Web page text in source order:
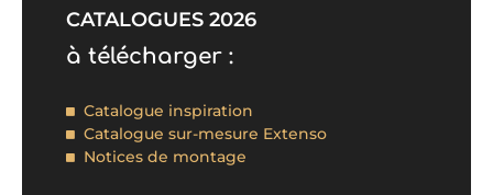
CATALOGUES 2026
à télécharger :
Catalogue inspiration
Catalogue sur-mesure Extenso
Notices de montage